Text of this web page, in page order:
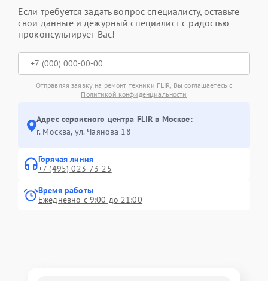
Если требуется задать вопрос специалисту, оставьте
свои данные и дежурный специалист с радостью
проконсультирует Вас!
Отправляя заявку на ремонт техники FLIR, Вы соглашаетесь с
Политикой конфиденциальности
Адрес сервисного центра FLIR в Москве:
г. Москва, ул. Чаянова 18
Горячая линия
+7 (495) 023-73-25
Время работы
Ежедневно с 9:00 до 21:00